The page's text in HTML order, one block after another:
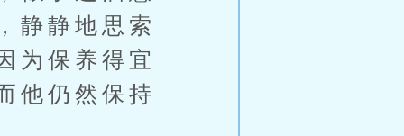
静静地思索
为保养得宜
他仍然保持